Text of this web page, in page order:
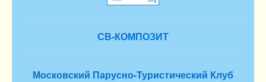
СВ-КОМПОЗИТ
Московский Парусно-Туристический Клуб